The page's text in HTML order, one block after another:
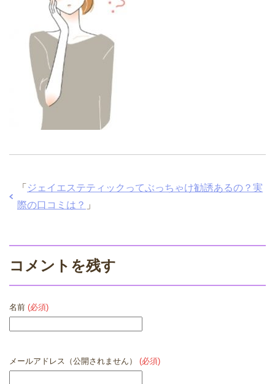
「 ジェイエステティックってぶっちゃけ勧誘あるの？実
際の口コミは？ 」
コメントを残す
名前 (必須)
メールアドレス（公開されません） (必須)